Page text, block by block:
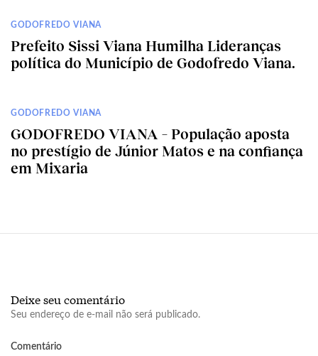
GODOFREDO VIANA
Prefeito Sissi Viana Humilha Lideranças
política do Município de Godofredo Viana.
GODOFREDO VIANA
GODOFREDO VIANA – População aposta
no prestígio de Júnior Matos e na confiança
em Mixaria
Deixe seu comentário
Seu endereço de e-mail não será publicado.
Comentário